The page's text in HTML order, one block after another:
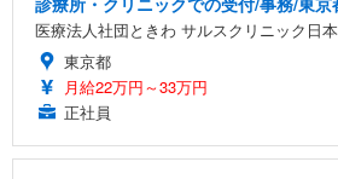
医療法人社団ときわ サルスクリニック日
東京都
月給22万円～33万円
正社員